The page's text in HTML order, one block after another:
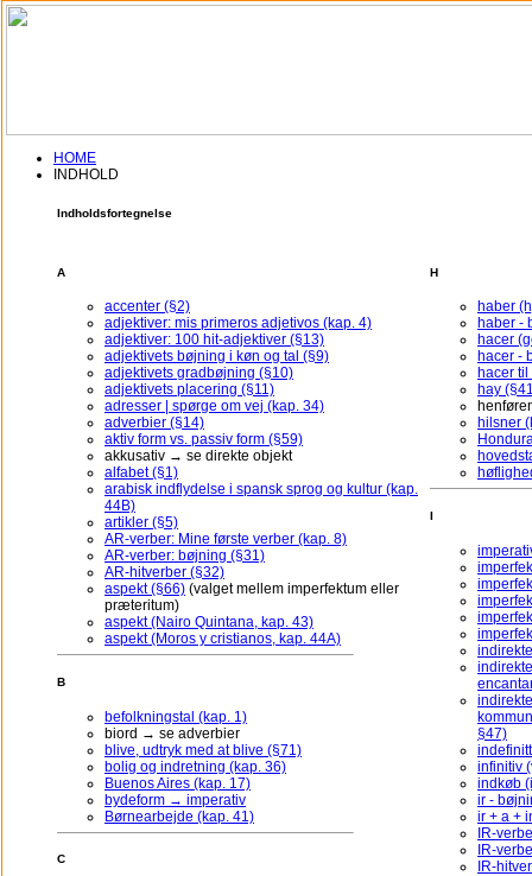
HOME
INDHOLD
Indholdsfortegnelse
A
accenter (§2)
adjektiver: mis primeros adjetivos (kap. 4)
adjektiver: 100 hit-adjektiver (§13)
adjektivets bøjning i køn og tal (§9)
adjektivets gradbøjning (§10)
adjektivets placering (§11)
adresser | spørge om vej (kap. 34)
adverbier (§14)
aktiv form vs. passiv form (§59)
akkusativ → se direkte objekt
alfabet (§1)
arabisk indflydelse i spansk sprog og kultur (kap.
44B)
artikler (§5)
AR-verber: Mine første verber (kap. 8)
AR-verber: bøjning (§31)
AR-hitverber (§32)
aspekt (§66) (valget mellem imperfektum eller
præteritum)
aspekt (Nairo Quintana, kap. 43)
aspekt (Moros y cristianos, kap. 44A)
B
befolkningstal (kap. 1)
biord → se adverbier
blive, udtryk med at blive (§71)
bolig og indretning (kap. 36)
Buenos Aires (kap. 17)
bydeform → imperativ
Børnearbejde (kap. 41)
C
H
haber
haber -
hacer
hacer -
hacer
hay
hilsner
I
§47)
infinitiv
indkøb
ir -
ir + a +
IR-
IR-
IR-
Grammatik §48• Estar + gerundium (Udvidet nutid) •